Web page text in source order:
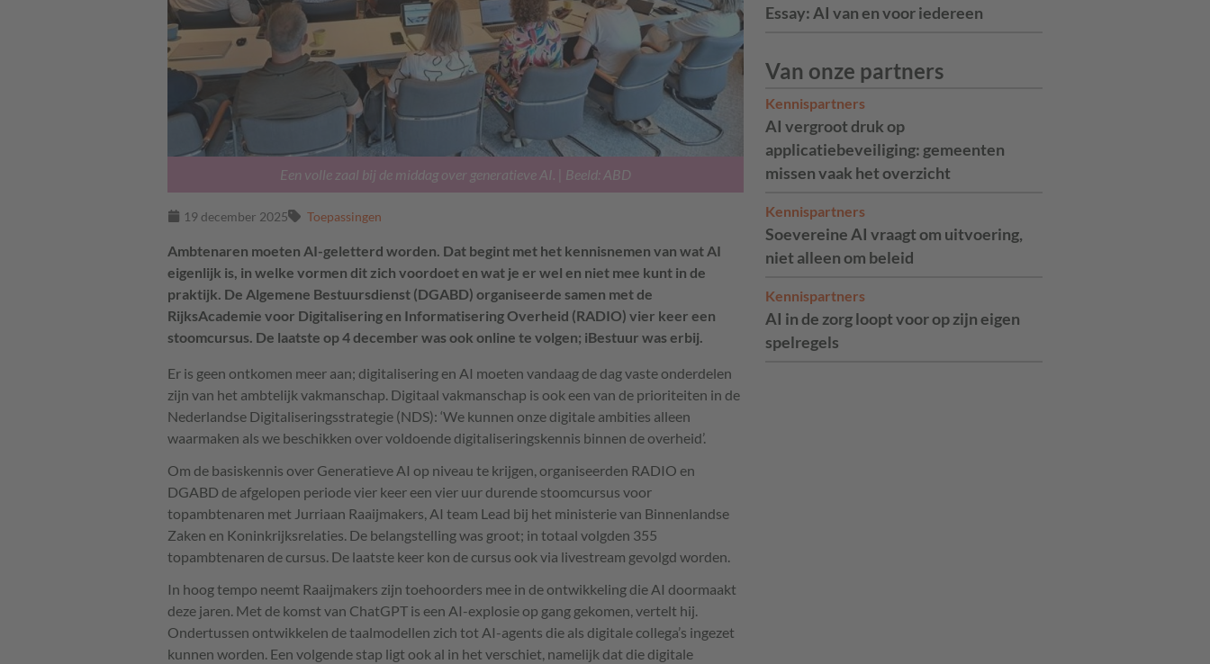
Een volle zaal bij de middag over generatieve AI. | Beeld: ABD
19 december 2025 Toepassingen
Essay: AI van en voor iedereen
Van onze partners
Kennispartners
AI vergroot druk op
applicatiebeveiliging: gemeenten
missen vaak het overzicht
Kennispartners
Soevereine AI vraagt om uitvoering,
niet alleen om beleid
Kennispartners
AI in de zorg loopt voor op zijn eigen
spelregels
Ambtenaren moeten AI-geletterd worden. Dat begint met het kennisnemen van wat AI
eigenlijk is, in welke vormen dit zich voordoet en wat je er wel en niet mee kunt in de
praktijk. De Algemene Bestuursdienst (DGABD) organiseerde samen met de
RijksAcademie voor Digitalisering en Informatisering Overheid (RADIO) vier keer een
stoomcursus. De laatste op 4 december was ook online te volgen; iBestuur was erbij.
Er is geen ontkomen meer aan; digitalisering en AI moeten vandaag de dag vaste onderdelen
zijn van het ambtelijk vakmanschap. Digitaal vakmanschap is ook een van de prioriteiten in de
Nederlandse Digitaliseringsstrategie (NDS): ‘We kunnen onze digitale ambities alleen
waarmaken als we beschikken over voldoende digitaliseringskennis binnen de overheid’.
Om de basiskennis over Generatieve AI op niveau te krijgen, organiseerden RADIO en
DGABD de afgelopen periode vier keer een vier uur durende stoomcursus voor
topambtenaren met Jurriaan Raaijmakers, AI team Lead bij het ministerie van Binnenlandse
Zaken en Koninkrijksrelaties. De belangstelling was groot; in totaal volgden 355
topambtenaren de cursus. De laatste keer kon de cursus ook via livestream gevolgd worden.
In hoog tempo neemt Raaijmakers zijn toehoorders mee in de ontwikkeling die AI doormaakt
deze jaren. Met de komst van ChatGPT is een AI-explosie op gang gekomen, vertelt hij.
Ondertussen ontwikkelen de taalmodellen zich tot AI-agents die als digitale collega’s ingezet
kunnen worden. Een volgende stap ligt ook al in het verschiet, namelijk dat die digitale